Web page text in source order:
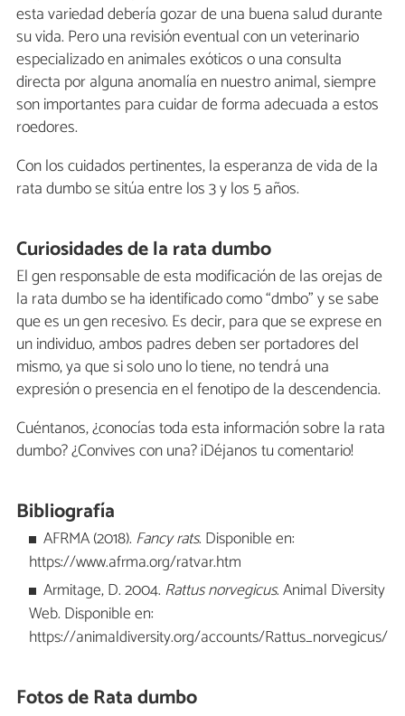
esta variedad debería gozar de una buena salud durante
su vida. Pero una revisión eventual con un veterinario
especializado en animales exóticos o una consulta
directa por alguna anomalía en nuestro animal, siempre
son importantes para cuidar de forma adecuada a estos
roedores.
Con los cuidados pertinentes, la esperanza de vida de la
rata dumbo se sitúa entre los 3 y los 5 años.
Curiosidades de la rata dumbo
El gen responsable de esta modificación de las orejas de
la rata dumbo se ha identificado como “dmbo” y se sabe
que es un gen recesivo. Es decir, para que se exprese en
un individuo, ambos padres deben ser portadores del
mismo, ya que si solo uno lo tiene, no tendrá una
expresión o presencia en el fenotipo de la descendencia.
Cuéntanos, ¿conocías toda esta información sobre la rata
dumbo? ¿Convives con una? ¡Déjanos tu comentario!
Bibliografía
AFRMA (2018). Fancy rats. Disponible en:
https://www.afrma.org/ratvar.htm
Armitage, D. 2004. Rattus norvegicus. Animal Diversity
Web. Disponible en:
https://animaldiversity.org/accounts/Rattus_norvegicus/
Fotos de Rata dumbo